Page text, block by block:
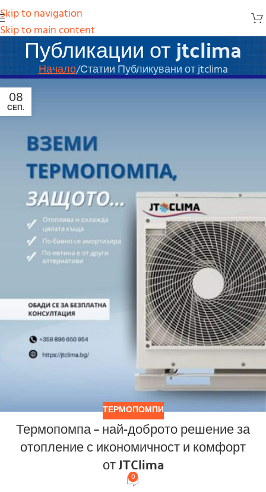
Skip to navigation
Skip to main content
Публикации отjtclima
Начало Статии Публикувани от jtclima
08
СЕП.
ТЕРМОПОМПИ
Термопомпа – най-доброто решение за
отопление с икономичност и комфорт
от JTClima
0